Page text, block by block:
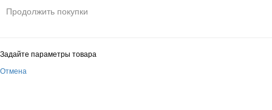
Продолжить покупки
Задайте параметры товара
Отмена